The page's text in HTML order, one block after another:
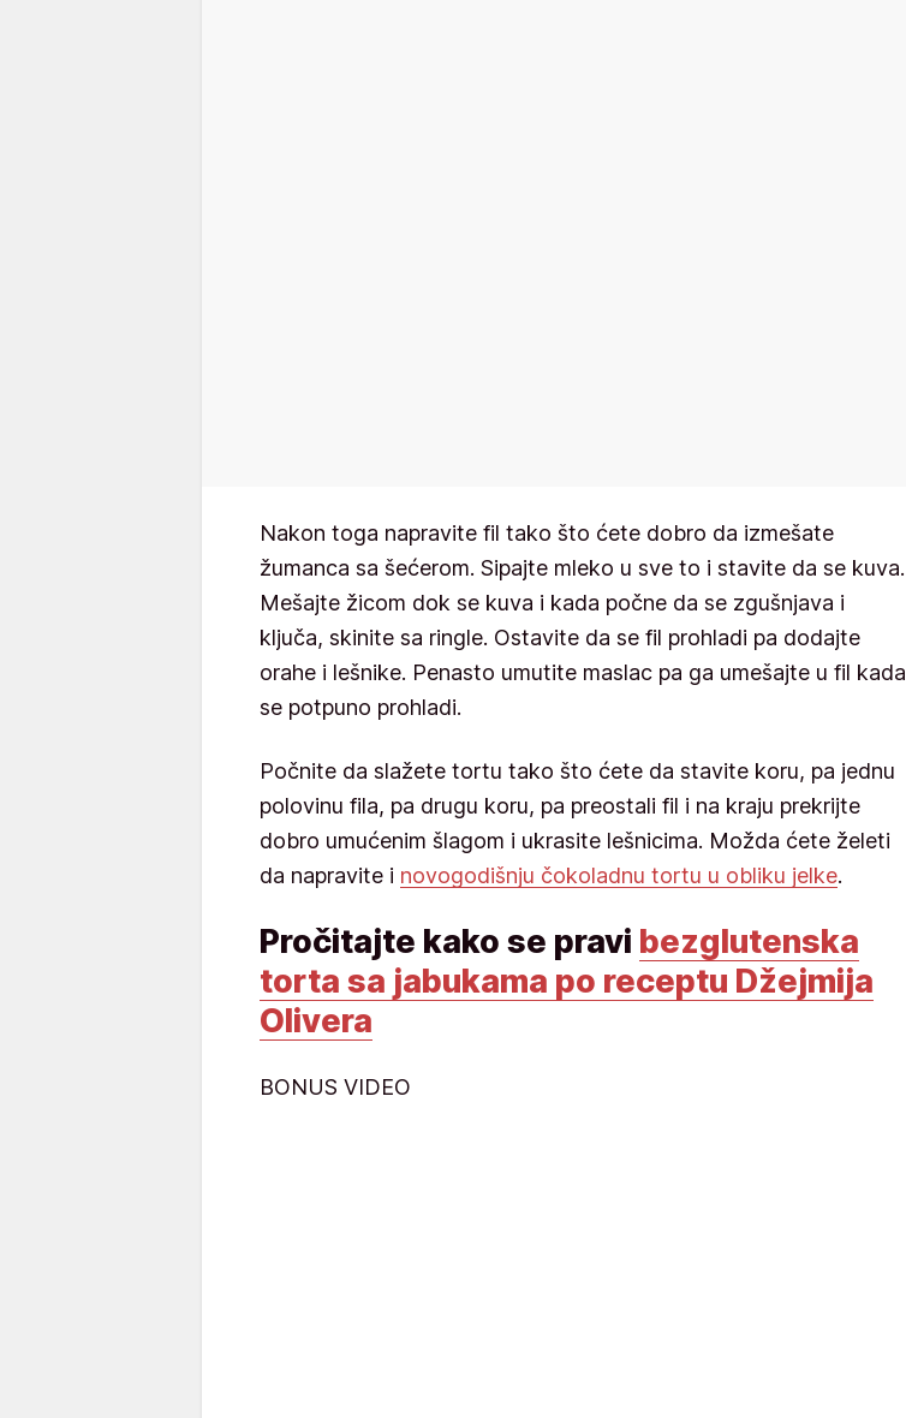
Nakon toga napravite fil tako što ćete dobro da izmešate
žumanca sa šećerom. Sipajte mleko u sve to i stavite da se kuva.
Mešajte žicom dok se kuva i kada počne da se zgušnjava i
ključa, skinite sa ringle. Ostavite da se fil prohladi pa dodajte
orahe i lešnike. Penasto umutite maslac pa ga umešajte u fil kada
se potpuno prohladi.
Počnite da slažete tortu tako što ćete da stavite koru, pa jednu
polovinu fila, pa drugu koru, pa preostali fil i na kraju prekrijte
dobro umućenim šlagom i ukrasite lešnicima. Možda ćete želeti
da napravite i novogodišnju čokoladnu tortu u obliku jelke.
Pročitajte kako se pravi bezglutenska
torta sa jabukama po receptu Džejmija
Olivera
BONUS VIDEO